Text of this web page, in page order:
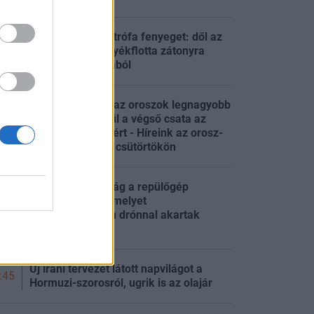
Ökológiai katasztrófa fenyeget: dől az
olaj az orosz árnyékflotta zátonyra
futott óriáshajójából
Két napja lángol az oroszok legnagyobb
finomítója, készül a végső csata az
ukrán erődvárosért - Híreink az orosz-
ukrán háborúból csütörtökön
Kiderült az igazság a repülőgép
rakományáról, amelyet
Németországban drónnal akartak
Új iráni tervezet látott napvilágot a
Hormuzi-szorosról, ugrik is az olajár